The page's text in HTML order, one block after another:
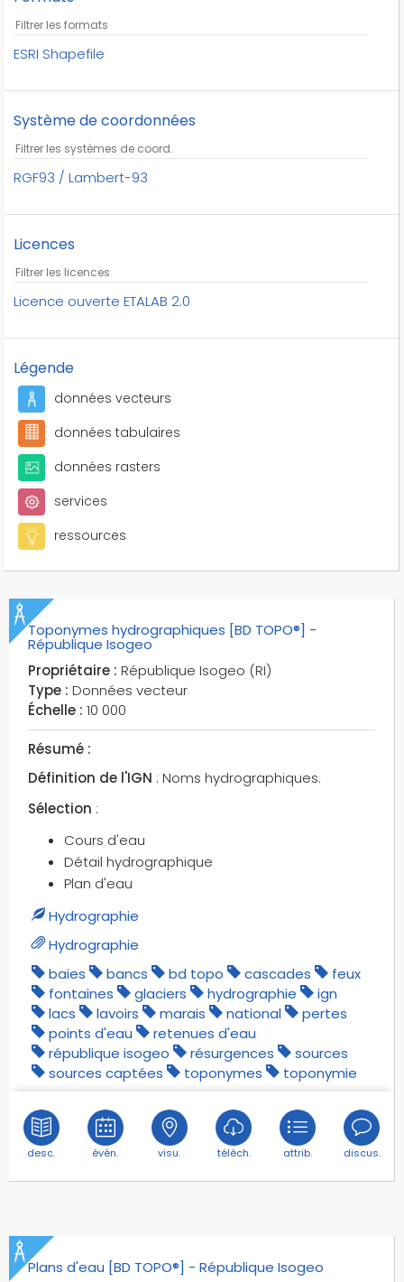
bassins versants topographiques
bd topo
besoins des services des aéronefs
besoins des traffics des aéronefs
bornes
bornes postales
bâtiments
cales
campings
canaux
caps
carrefours
carrières
cascades
casernes
casernes de pompiers
centres de documentation
chemins
chemins ruraux
cheminées
chevalements
châteaux
cimetières
cimetières civils
cimetières militaires
clochers
clôtures
codes iata
codes icao
codes postaux
collèges
cols
complexes sportifs
conduits buse
confluents
constructions linéaires
constructions ponctuelles
constructions relatifs aux réseaux de
transports
constructions surfaciques
cours d'eau
croisements
dalles
ESRI Shapefile
Système de coordonnées
RGF93 / Lambert-93
Licences
Licence ouverte ETALAB 2.0
Légende
données vecteurs
données tabulaires
données rasters
services
ressources
Toponymes hydrographiques [BD TOPO®] -
République Isogeo
Propriétaire : République Isogeo (RI)
Type : Données vecteur
Échelle : 10 000
Résumé :
Définition de l'IGN : Noms hydrographiques.
Sélection :
Cours d'eau
Détail hydrographique
Plan d'eau
Hydrographie
Hydrographie
baies
bancs bd topo cascades
feux
fontaines
glaciers hydrographie
ign
lacs
lavoirs marais national
pertes
points d'eau
retenues d'eau
république isogeo
résurgences
sources
sources captées
toponymes toponymie
desc. évén. visu. téléch. attrib. discus.
Plans d'eau [BD TOPO®] - République Isogeo